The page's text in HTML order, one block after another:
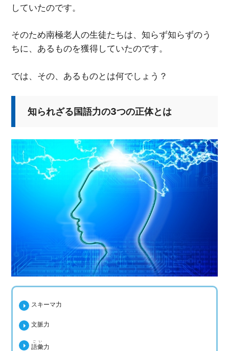
していたのです。
そのため南極老人の生徒たちは、知らず知らずのう
ちに、あるものを獲得していたのです。
では、その、あるものとは何でしょう？
知られざる国語力の3つの正体とは
スキーマ力
文脈力
語彙
ごい
力